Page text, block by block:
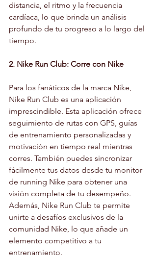
distancia, el ritmo y la frecuencia
cardíaca, lo que brinda un análisis
profundo de tu progreso a lo largo del
tiempo.
2. Nike Run Club: Corre con Nike
Para los fanáticos de la marca Nike,
Nike Run Club es una aplicación
imprescindible. Esta aplicación ofrece
seguimiento de rutas con GPS, guías
de entrenamiento personalizadas y
motivación en tiempo real mientras
corres. También puedes sincronizar
fácilmente tus datos desde tu monitor
de running Nike para obtener una
visión completa de tu desempeño.
Además, Nike Run Club te permite
unirte a desafíos exclusivos de la
comunidad Nike, lo que añade un
elemento competitivo a tu
entrenamiento.